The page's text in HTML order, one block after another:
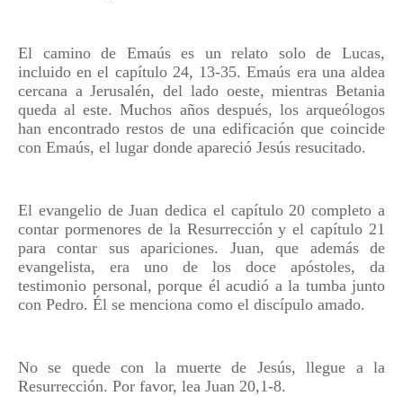
El camino de Emaús es un relato solo de Lucas,
incluido en el capítulo 24, 13-35. Emaús era una aldea
cercana a Jerusalén, del lado oeste, mientras Betania
queda al este. Muchos años después, los arqueólogos
han encontrado restos de una edificación que coincide
con Emaús, el lugar donde apareció Jesús resucitado.
El evangelio de Juan dedica el capítulo 20 completo a
contar pormenores de la Resurrección y el capítulo 21
para contar sus apariciones. Juan, que además de
evangelista, era uno de los doce apóstoles, da
testimonio personal, porque él acudió a la tumba junto
con Pedro. Él se menciona como el discípulo amado.
No se quede con la muerte de Jesús, llegue a la
Resurrección. Por favor, lea Juan 20,1-8.